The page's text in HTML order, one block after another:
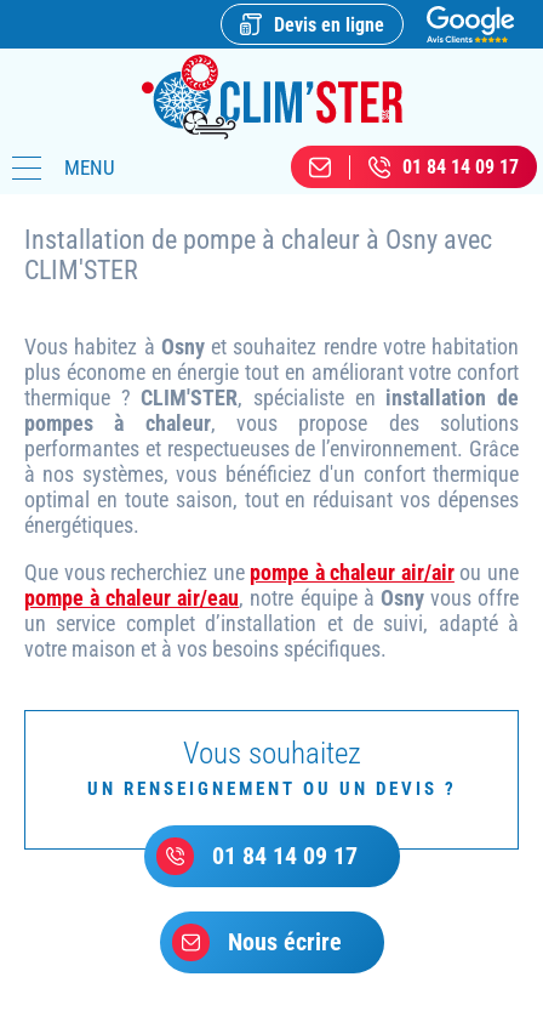
Devis en ligne
01 84 14 09 17
MENU
Installation de pompe à chaleur à Osny avec
CLIM'STER
Vous habitez à Osnyet souhaitez rendre votre habitation
plus économe en énergie tout en améliorant votre confort
thermique ?CLIM'STER, spécialiste en installation de
pompes à chaleur, vous propose des solutions
performantes et respectueuses de l’environnement. Grâce
à nos systèmes, vous bénéficiez d'un confort thermique
optimal en toute saison, tout en réduisant vos dépenses
énergétiques.
Que vous recherchiez une pompe à chaleur air/airou une
pompe à chaleur air/eau, notre équipe à Osnyvous offre
un service complet d’installation et de suivi, adapté à
votre maison et à vos besoins spécifiques.
Vous souhaitez
UN RENSEIGNEMENT OU UN DEVIS ?
01 84 14 09 17
Nous écrire